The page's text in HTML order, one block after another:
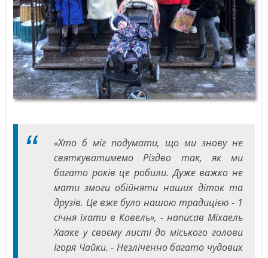
«Хто б міг подумати, що ми знову не
святкуватимемо Різдво так, як ми
багато років це робили. Дуже важко не
мати змоги обійняти наших діток та
друзів. Це вже було нашою традицією - 1
січня їхати в Ковель», - написав Міхаель
Хааке у своєму листі до міського голови
Ігоря Чайки. - Незліченно багато чудових